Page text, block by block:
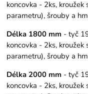
koncovka - 2ks,
parametru), šrouby a
Délka 1800 mm - tyč
koncovka - 2ks,
parametru), šrouby a
Délka 2000 mm - tyč
koncovka - 2ks,